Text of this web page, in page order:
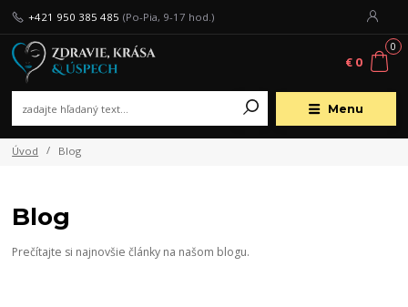
Menu
+421 950 385 485 (Po-Pia, 9-17 hod.)
0
€ 0
Úvod Blog
Blog
Prečítajte si najnovšie články na našom blogu.